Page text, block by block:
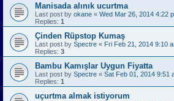
Manisada alınık ucurtma
Last post by okane « Wed Mar 26, 2014 4:22
Replies: 1
Çinden Rüpstop Kumaş
Last post by Spectre « Fri Feb 21, 2014 9:10
Replies: 3
Bambu Kamışlar Uygun Fiyatta
Last post by Spectre « Sat Feb 01, 2014 9:51
Replies: 1
uçurtma almak istiyorum